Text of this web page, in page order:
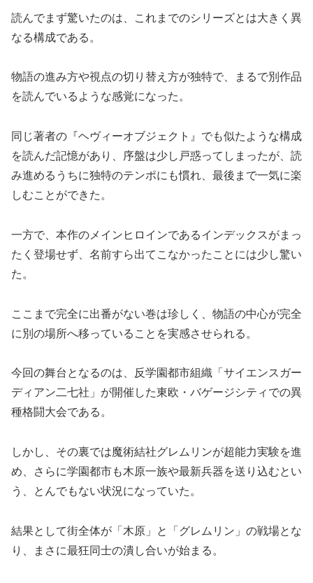
読んでまず驚いたのは、これまでのシリーズとは大きく異
なる構成である。
物語の進み方や視点の切り替え方が独特で、まるで別作品
を読んでいるような感覚になった。
同じ著者の『ヘヴィーオブジェクト』でも似たような構成
を読んだ記憶があり、序盤は少し戸惑ってしまったが、読
み進めるうちに独特のテンポにも慣れ、最後まで一気に楽
しむことができた。
一方で、本作のメインヒロインであるインデックスがまっ
たく登場せず、名前すら出てこなかったことには少し驚い
た。
ここまで完全に出番がない巻は珍しく、物語の中心が完全
に別の場所へ移っていることを実感させられる。
今回の舞台となるのは、反学園都市組織「サイエンスガー
ディアン二七社」が開催した東欧・バゲージシティでの異
種格闘大会である。
しかし、その裏では魔術結社グレムリンが超能力実験を進
め、さらに学園都市も木原一族や最新兵器を送り込むとい
う、とんでもない状況になっていた。
結果として街全体が「木原」と「グレムリン」の戦場とな
り、まさに最狂同士の潰し合いが始まる。